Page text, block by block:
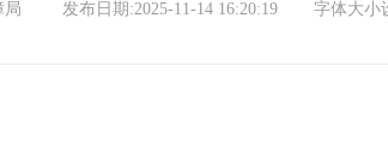
局 发布日期:2025-11-14 16:20:19 字体大小